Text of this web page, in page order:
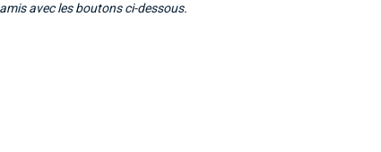
avec les boutons ci-dessous.